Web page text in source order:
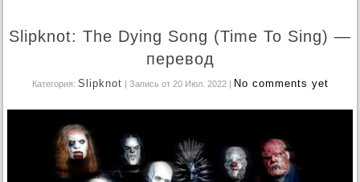
Slipknot: The Dying Song (Time To Sing) —
перевод
Категория: Slipknot | Запись от 20 Июл. 2022 | No comments yet